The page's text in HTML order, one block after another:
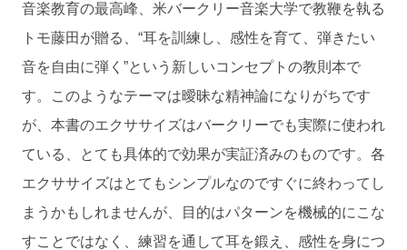
音楽教育の最高峰、米バークリー音楽大学で教鞭を執る
トモ藤田が贈る、“耳を訓練し、感性を育て、弾きたい
音を自由に弾く”という新しいコンセプトの教則本で
す。このようなテーマは曖昧な精神論になりがちです
が、本書のエクササイズはバークリーでも実際に使われ
ている、とても具体的で効果が実証済みのものです。各
エクササイズはとてもシンプルなのですぐに終わってし
まうかもしれませんが、目的はパターンを機械的にこな
すことではなく、練習を通して耳を鍛え、感性を身につ